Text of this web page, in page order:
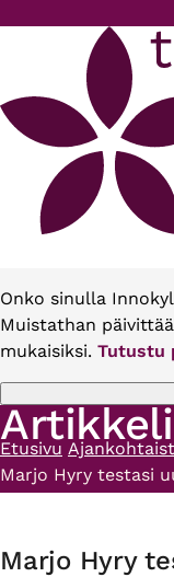
Onko sinulla
Muistathan
mukaisiksi. Tutustu
Etusivu
Marjo Hyry testasi
Artikkeli
Marjo Hyry